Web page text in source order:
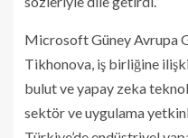
Microsoft Güney Avrupa
Tikhonova, iş birliğine
bulut ve yapay zeka
sektör ve uygulama